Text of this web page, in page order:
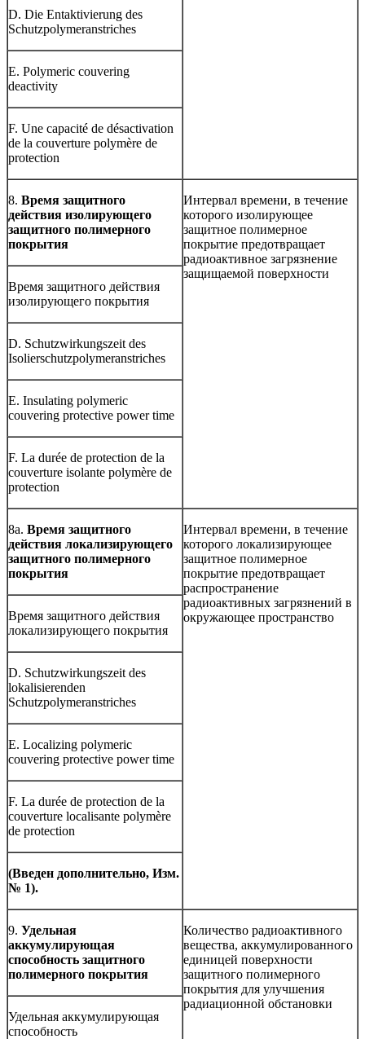
D. Die Entaktivierung des
Schutzpolymeranstriches
E. Polymeric couvering
deactivity
F. Une capacité de désactivation
de la couverture polymère de
protection
8. Время защитного
действия изолирующего
защитного полимерного
покрытия
Интервал времени, в течение
которого изолирующее
защитное полимерное
покрытие предотвращает
радиоактивное загрязнение
защищаемой поверхности
Время защитного действия
изолирующего покрытия
D. Schutzwirkungszeit des
Isolierschutzpolymeranstriches
E. Insulating polymeric
couvering protective power time
F. La durée de protection de la
couverture isolante polymère de
protection
8а. Время защитного
действия локализирующего
защитного полимерного
покрытия
Интервал времени, в течение
которого локализирующее
защитное полимерное
покрытие предотвращает
распространение
радиоактивных загрязнений в
окружающее пространство
Время защитного действия
локализирующего покрытия
D. Schutzwirkungszeit des
lokalisierenden
Schutzpolymeranstriches
E. Localizing polymeric
couvering protective power time
F. La durée de protection de la
couverture localisante polymère
de protection
(Введен дополнительно, Изм.
№ 1).
9. Удельная
аккумулирующая
способность защитного
полимерного покрытия
Количество радиоактивного
вещества, аккумулированного
единицей поверхности
защитного полимерного
покрытия для улучшения
радиационной обстановки
Удельная аккумулирующая
способность